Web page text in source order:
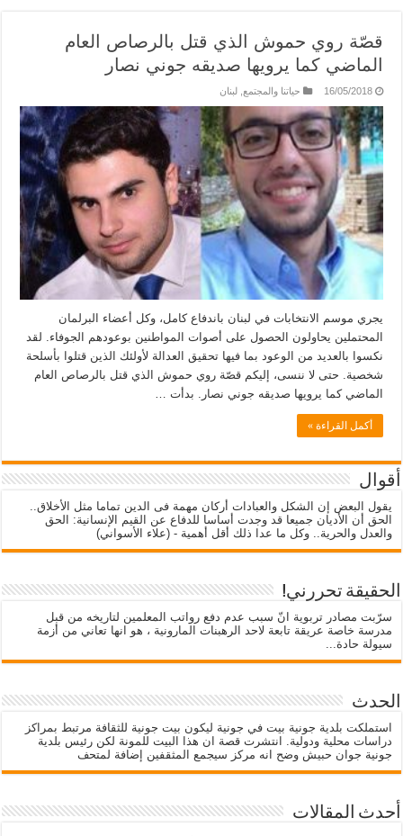
قصّة روي حموش الذي قتل بالرصاص العام
الماضي كما يرويها صديقه جوني نصار
16/05/2018 حياتنا والمجتمع ,لبنان
يجري موسم الانتخابات في لبنان باندفاع كامل، وكل أعضاء البرلمان
المحتملين يحاولون الحصول على أصوات المواطنين بوعودهم الجوفاء. لقد
نكسوا بالعديد من الوعود بما فيها تحقيق العدالة لأولئك الذين قتلوا بأسلحة
شخصية. حتى لا ننسى، إليكم قصّة روي حموش الذي قتل بالرصاص العام
الماضي كما يرويها صديقه جوني نصار. بدأت …
أكمل القراءة »
أقوال
يقول البعض إن الشكل والعبادات أركان مهمة فى الدين تماما مثل الأخلاق..
الحق أن الأديان جميعا قد وجدت أساسا للدفاع عن القيم الإنسانية: الحق
والعدل والحرية.. وكل ما عدا ذلك أقل أهمية - (علاء الأسواني)
الحقيقة تحررني!
سرّبت مصادر تربوية انّ سبب عدم دفع رواتب المعلمين لتاريخه من قبل
مدرسة خاصة عريقة تابعة لاحد الرهبنات المارونية ، هو انها تعاني من أزمة
سيولة حادة...
الحدث
استملكت بلدية جونية بيت في جونية ليكون بيت جونية للثقافة مرتبط بمراكز
دراسات محلية ودولية. انتشرت قصة ان هذا البيت للمونة لكن رئيس بلدية
جونية جوان حبيش وضح انه مركز سيجمع المثقفين إضافة لمتحف
أحدث المقالات